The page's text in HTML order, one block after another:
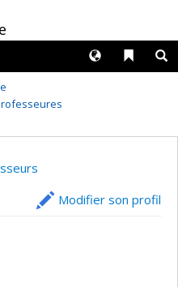
Liens
Langues
Modifier son profil